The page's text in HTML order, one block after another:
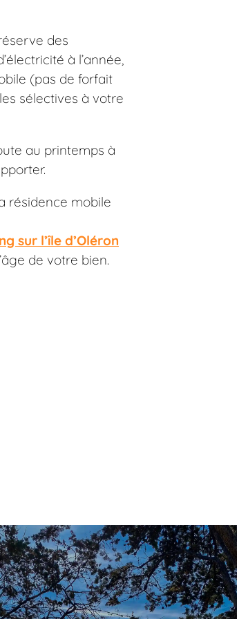
des
à l’année,
(pas de forfait
sélectives à votre
au printemps à
résidence mobile
sur l’île d’Oléron
de votre bien.